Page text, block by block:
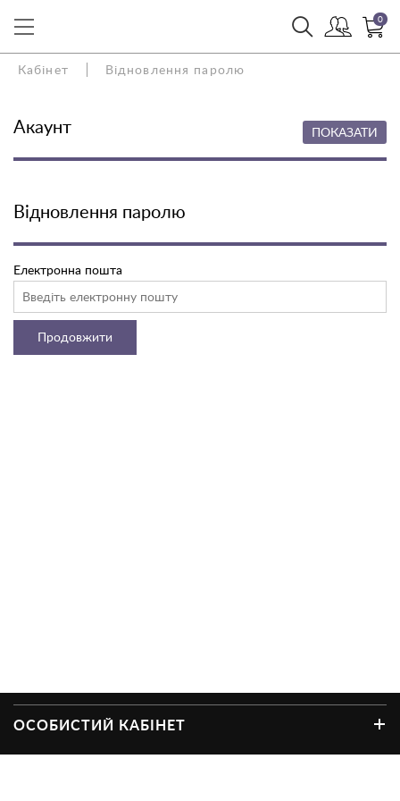
0
Кабінет Відновлення паролю
Акаунт ПОКАЗАТИ
Відновлення паролю
Електронна пошта
Продовжити
ОСОБИСТИЙ КАБІНЕТ